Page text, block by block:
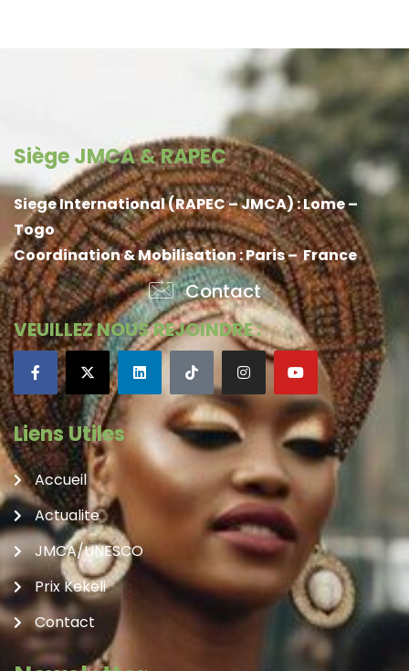
Siège JMCA & RAPEC
Siege International (RAPEC – JMCA) : Lome –
Togo
Coordination & Mobilisation : Paris – France
Contact
VEUILLEZ NOUS REJOINDRE :
Liens Utiles
Accueil
Actualite
JMCA/UNESCO
Prix Kekeli
Contact